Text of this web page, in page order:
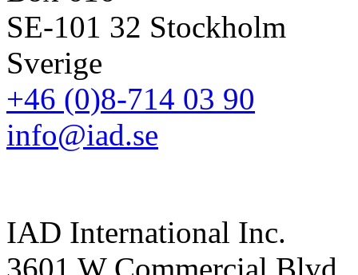
SE-101 32 Stockholm
Sverige
+46 (0)8-714 03 90
info@iad.se
IAD International Inc.
3601 W Commercial Blvd